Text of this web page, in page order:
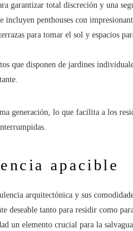
garantizar total discreción y una
incluyen penthouses con
para tomar el sol y espacios
que disponen de jardines
generación, lo que facilita a los
apacible
arquitectónica y sus
deseable tanto para residir como
un elemento crucial para la